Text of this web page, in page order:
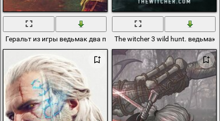
Геральт из игры ведьмак два пускает огоньThe witcher 3 wild hunt. ведьмак.